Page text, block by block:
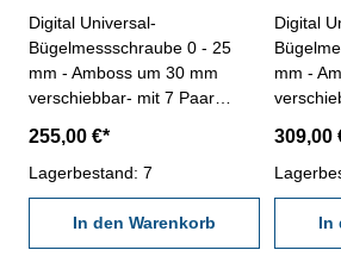
Digital Universal-
Bügelmessschraube 0 - 25
mm - Amboss um 30 mm
verschiebbar- mit 7 Paar
mm- Messspindel Ø 6,5 mm-
Bügel lackiert und
Messtrommel
mattverchromt- Messgenauigk
eit nach Werksnorm- im
255,00 €*
Lagerbestand: 7
In den Warenkorb
Digital
mm -
mm-
Bügel
eit nach
309,00
In